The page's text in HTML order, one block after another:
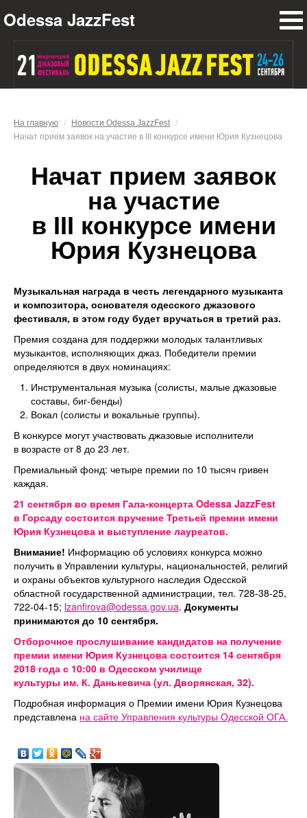
Odessa JazzFest
НОВОСТИ
О ФЕСТИВАЛЕ
ПАРТНЕРЫ
КОНТАКТЫ
На главную / Новости Odessa JazzFest /
Начат прием заявок на участие в III конкурсе имени Юрия Кузнецова
Начат прием заявок
на участие
в III конкурсе имени
Юрия Кузнецова
Музыкальная награда в честь легендарного музыканта
и композитора, основателя одесского джазового
фестиваля, в этом году будет вручаться в третий раз.
Премия создана для поддержки молодых талантливых
музыкантов, исполняющих джаз. Победители премии
определяются в двух номинациях:
Инструментальная музыка (солисты, малые джазовые
составы, биг-бенды)
Вокал (солисты и вокальные группы).
В конкурсе могут участвовать джазовые исполнители
в возрасте от 8 до 23 лет.
Премиальный фонд: четыре премии по 10 тысяч гривен
каждая.
21 сентября во время Гала-концерта Odessa JazzFest
в Горсаду состоится вручение Третьей премии имени
Юрия Кузнецова и выступление лауреатов.
Внимание! Информацию об условиях конкурса можно
получить в Управлении культуры, национальностей, религий
и охраны объектов культурного наследия Одесской
областной государственной администрации, тел. 728-38-25,
722-04-15; lzanfirova@odessa.gov.ua. Документы
принимаются до 10 сентября.
Отборочное прослушивание кандидатов на получение
премии имени Юрия Кузнецова состоится 14 сентября
2018 года с 10:00 в Одесском училище
культуры им. К. Данькевича (ул. Дворянская, 32).
Подробная информация о Премии имени Юрия Кузнецова
представлена на сайте Управления культуры Одесской ОГА.